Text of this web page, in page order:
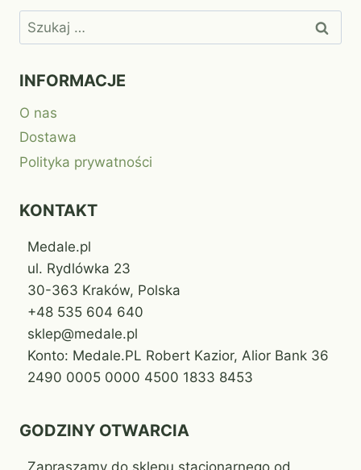
Szukaj:
INFORMACJE
O nas
Dostawa
Polityka prywatności
KONTAKT
Medale.pl
ul. Rydlówka 23
30-363 Kraków, Polska
+48 535 604 640
sklep@medale.pl
Konto: Medale.PL Robert Kazior, Alior Bank 36
2490 0005 0000 4500 1833 8453
GODZINY OTWARCIA